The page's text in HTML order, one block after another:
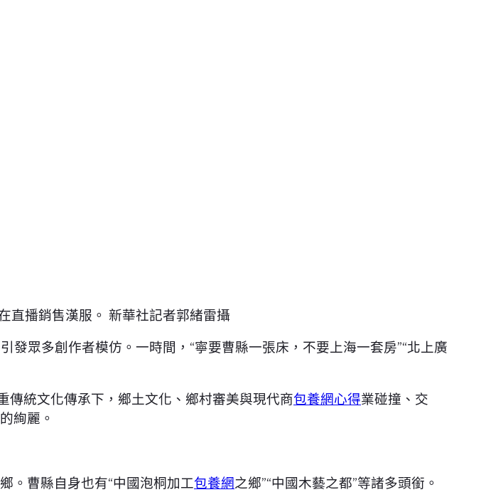
直播銷售漢服。 新華社記者郭緒雷攝
眾多創作者模仿。一時間，“寧要曹縣一張床，不要上海一套房”“北上廣
傳統文化傳承下，鄉土文化、鄉村審美與現代商包養網心得業碰撞、交
絢麗。
。曹縣自身也有“中國泡桐加工包養網之鄉”“中國木藝之都”等諸多頭銜。